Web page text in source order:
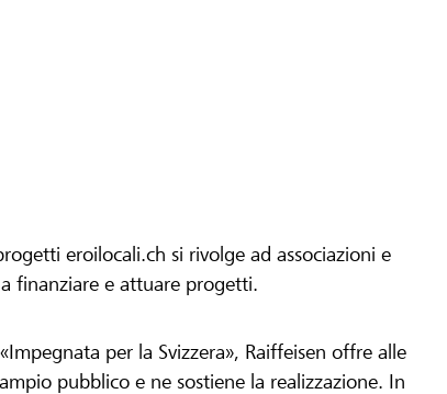
eroilocali.ch si rivolge ad associazioni e
finanziare e attuare progetti.
per la Svizzera», Raiffeisen offre alle
pubblico e ne sostiene la realizzazione. In